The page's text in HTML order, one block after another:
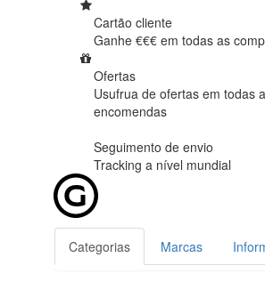
Cartão cliente
Ganhe €€€ em todas as
Ofertas
Usufrua de ofertas em todas
encomendas
Seguimento de envio
Tracking a nível mundial
Categorias Marcas